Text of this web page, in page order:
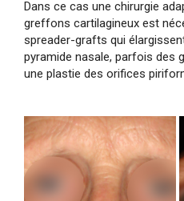
Dans ce cas une chirurgie
greffons cartilagineux est
spreader-grafts qui
pyramide nasale, parfois des
une plastie des orifices